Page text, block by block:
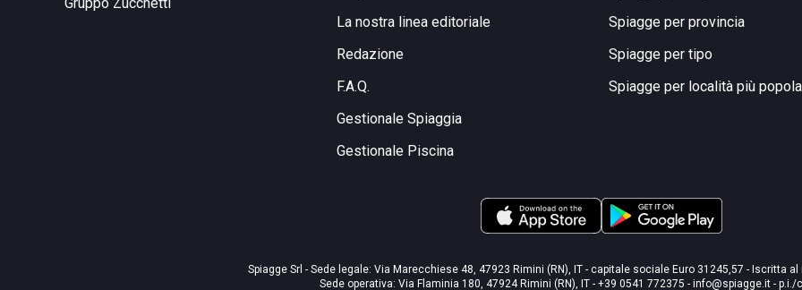
La nostra linea editoriale
Redazione
F.A.Q.
Gestionale Spiaggia
Gestionale Piscina
Spiagge per provincia
Spiagge per tipo
Spiagge per località più
Spiagge Srl - Sede legale: Via Marecchiese 48, 47923 Rimini (RN), IT - capitale sociale Euro 31245,57 - Iscritta
Sede operativa: Via Flaminia 180, 47924 Rimini (RN), IT - +39 0541 772375 - info@spiagge.it - p.i./